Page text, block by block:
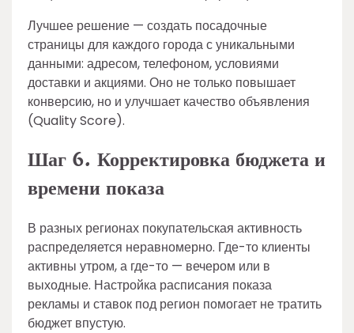
Лучшее решение — создать посадочные
страницы для каждого города с уникальными
данными: адресом, телефоном, условиями
доставки и акциями. Оно не только повышает
конверсию, но и улучшает качество объявления
(Quality Score).
Шаг 6. Корректировка бюджета и
времени показа
В разных регионах покупательская активность
распределяется неравномерно. Где-то клиенты
активны утром, а где-то — вечером или в
выходные. Настройка расписания показа
рекламы и ставок под регион помогает не тратить
бюджет впустую.